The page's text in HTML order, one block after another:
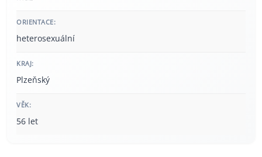
ORIENTACE:
heterosexuální
KRAJ:
Plzeňský
VĚK:
56 let